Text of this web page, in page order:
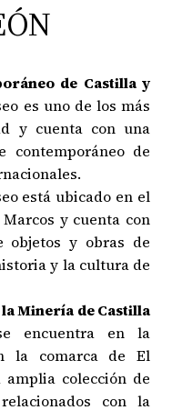
de Castilla y
es uno de los más
y cuenta con una
contemporáneo de
está ubicado en el
y cuenta con
objetos y obras de
y la cultura de
Minería de Castilla
encuentra en la
la comarca de El
colección de
con la